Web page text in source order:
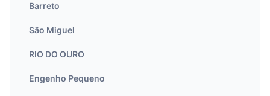
Barreto
São Miguel
RIO DO OURO
Engenho Pequeno